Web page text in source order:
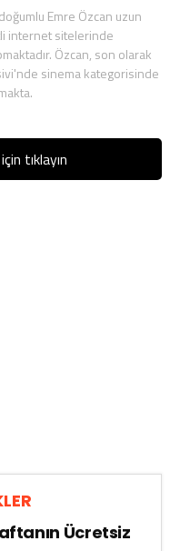
Emre Özcan uzun
internet sitelerinde
Özcan, son olarak
sinema kategorisinde
tıklayın
Ücretsiz